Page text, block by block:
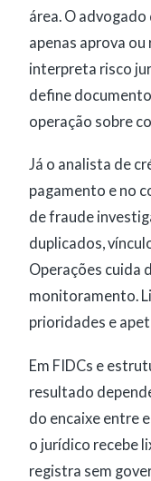
área. O advogado
apenas aprova
interpreta risco
define
operação sobre
Já o analista de
pagamento e no
de fraude
duplicados,
Operações cuida
monitoramento.
prioridades e
Em FIDCs e
resultado
do encaixe entre
o jurídico recebe
registra sem